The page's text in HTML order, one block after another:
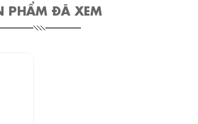
PHẨM ĐÃ XEM